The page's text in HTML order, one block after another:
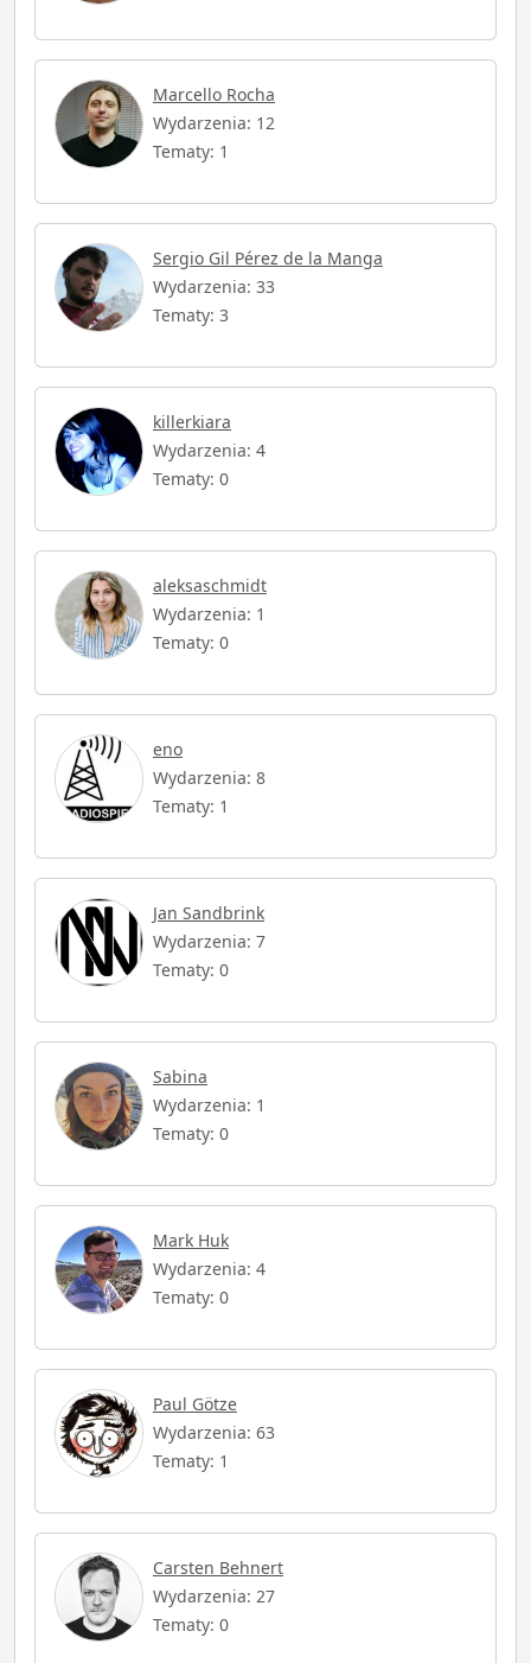
Marcello Rocha
Wydarzenia: 12
Tematy: 1
Sergio Gil Pérez de la Manga
Wydarzenia: 33
Tematy: 3
killerkiara
Wydarzenia: 4
Tematy: 0
aleksaschmidt
Wydarzenia: 1
Tematy: 0
eno
Wydarzenia: 8
Tematy: 1
Jan Sandbrink
Wydarzenia: 7
Tematy: 0
Sabina
Wydarzenia: 1
Tematy: 0
Mark Huk
Wydarzenia: 4
Tematy: 0
Paul Götze
Wydarzenia: 63
Tematy: 1
Carsten Behnert
Wydarzenia: 27
Tematy: 0